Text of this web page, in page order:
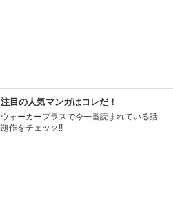
注目の人気マンガはコレだ！
ウォーカープラスで今一番読まれている話
題作をチェック!!